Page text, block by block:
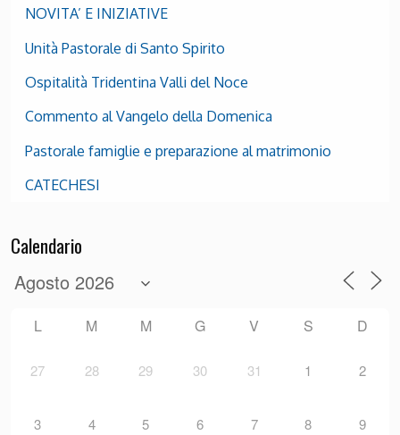
NOVITA’ E INIZIATIVE
Unità Pastorale di Santo Spirito
Ospitalità Tridentina Valli del Noce
Commento al Vangelo della Domenica
Pastorale famiglie e preparazione al matrimonio
CATECHESI
Calendario
L M M G V S D
27 28 29 30 31 1 2
3 4 5 6 7 8 9